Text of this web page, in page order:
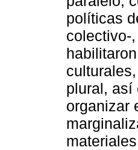
políticas
colectivo-
plural, así
organizar